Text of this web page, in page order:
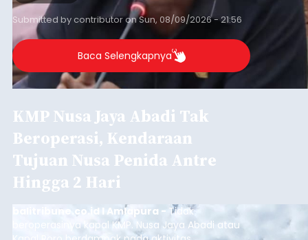
Submitted bycontributoronSun, 08/09/2026 - 21:56
Baca Selengkapnya
KMP Nusa Jaya Abadi Tak
Beroperasi, Kendaraan
Tujuan Nusa Penida Antre
Hingga 2 Hari
balitribune.co.id I Amlapura - Tidak
beroperasinya kapal KMP. Nusa Jaya Abadi atau